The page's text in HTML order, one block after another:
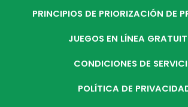
PRINCIPIOS DE PRIORIZACIÓN DE
JUEGOS EN LÍNEA
CONDICIONES DE
POLÍTICA DE